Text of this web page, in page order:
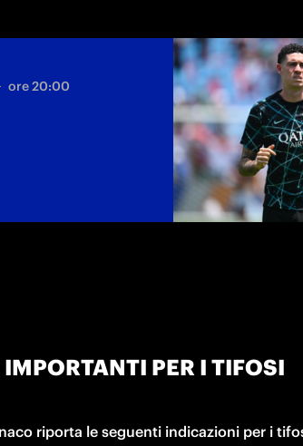
ore 20:00
PER I TIFOSI
riporta le seguenti indicazioni per i